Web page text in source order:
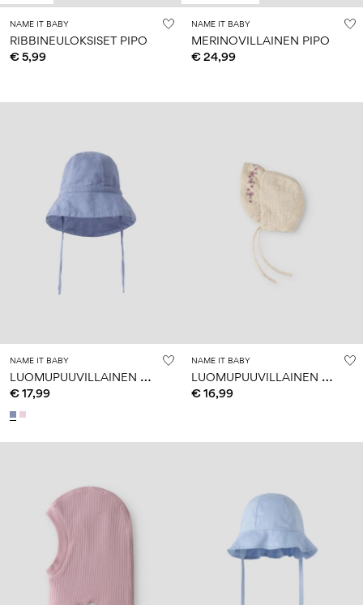
NAME IT BABY
RIBBINEULOKSISET PIPO
€ 5,99
NAME IT BABY
MERINOVILLAINEN PIPO
€ 24,99
NAME IT BABY
L
UOMUPUUVILLAINEN AURINKOHATTU
€ 17,99
NAME IT BABY
L
UOMUPUUVILLAINEN AURINKOHATTU
€ 16,99